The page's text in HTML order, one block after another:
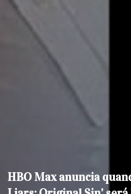
HBO Max anuncia